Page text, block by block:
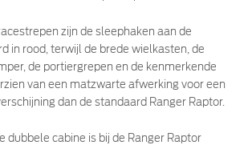
zijn de sleephaken aan de
in rood, terwijl de brede wielkasten, de
de portiergrepen en de kenmerkende
van een matzwarte afwerking voor een
dan de standaard Ranger Raptor.
dubbele cabine is bij de Ranger Raptor